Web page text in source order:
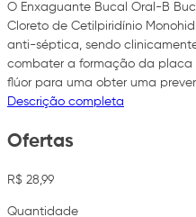
O Enxaguante Bucal Oral-B
Cloreto de Cetilpiridínio
anti-séptica, sendo
combater a formação da placa
flúor para uma obter uma
Descrição completa
Ofertas
R$ 28,99
Quantidade